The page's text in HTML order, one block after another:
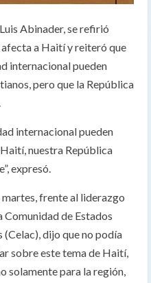
Abinader, se refirió
a Haití y reiteró que
internacional pueden
pero que la República
internacional pueden
nuestra República
expresó.
frente al liderazgo
Comunidad de Estados
dijo que no podía
sobre este tema de Haití,
solamente para la región,